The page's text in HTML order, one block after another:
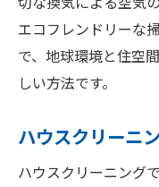
エコフレンドリーな
で、地球環境と住空
しい方法です。
ハウスクリーニ
ハウスクリーニング